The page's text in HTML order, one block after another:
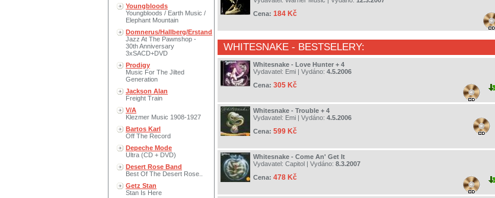
Youngbloods
Youngbloods / Earth Music /
Elephant Mountain
Domnerus/Hallberg/Erstand
Jazz At The Pawnshop -
30th Anniversary
3xSACD+DVD
Prodigy
Music For The Jilted
Generation
Jackson Alan
Freight Train
V/A
Klezmer Music 1908-1927
Bartos Karl
Off The Record
Depeche Mode
Ultra (CD + DVD)
Desert Rose Band
Best Of The Desert Rose..
Getz Stan
Stan Is Here
Cena: 184 Kč
WHITESNAKE - BESTSELERY:
Whitesnake - Love Hunter + 4
Vydavatel: Emi | Vydáno: 4.5.2006
Cena: 305 Kč
Whitesnake - Trouble + 4
Vydavatel: Emi | Vydáno: 4.5.2006
Cena: 599 Kč
Whitesnake - Come An' Get It
Vydavatel: Capitol | Vydáno: 8.3.2007
Cena: 478 Kč